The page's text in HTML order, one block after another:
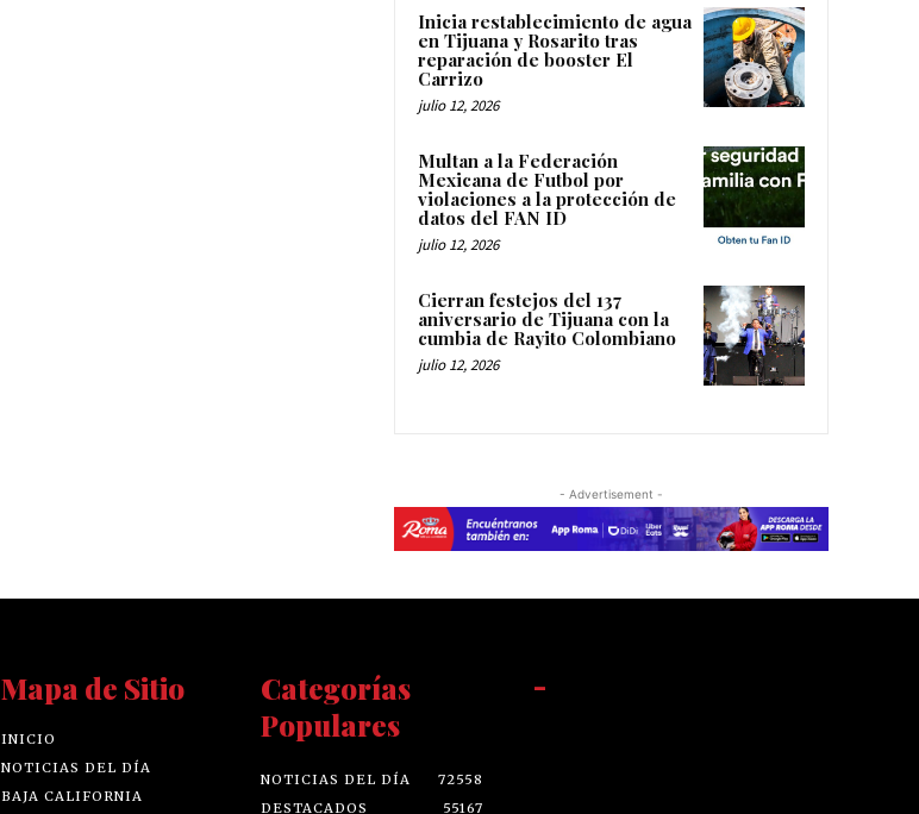
Inicia restablecimiento de agua
en Tijuana y Rosarito tras
reparación de booster El
Carrizo
julio 12, 2026
Multan a la Federación
Mexicana de Futbol por
violaciones a la protección de
datos del FAN ID
julio 12, 2026
Cierran festejos del 137
aniversario de Tijuana con la
cumbia de Rayito Colombiano
julio 12, 2026
- Advertisement -
Mapa de Sitio
INICIO
NOTICIAS DEL DÍA
BAJA CALIFORNIA
Categorías
Populares
NOTICIAS DEL DÍA
72558
DESTACADOS
55167
-